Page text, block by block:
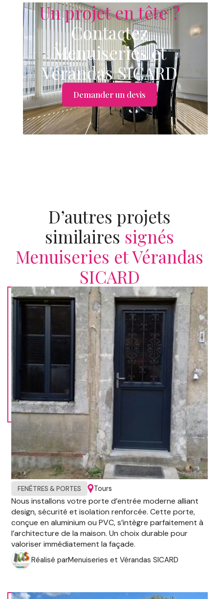
Un projet en tête ?
Contactez
Menuiseries et
Vérandas SICARD
Demander un devis
D’autres projets
similaires signés
Menuiseries et Vérandas
SICARD
FENÊTRES & PORTES Tours
Nous installons votre porte d’entrée moderne alliant
design, sécurité et isolation renforcée. Cette porte,
conçue en aluminium ou PVC, s’intègre parfaitement à
l’architecture de la maison. Un choix durable pour
valoriser immédiatement la façade.
Réalisé parMenuiseries et Vérandas SICARD